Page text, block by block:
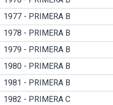
1977 - PRIMERA B
1978 - PRIMERA B
1979 - PRIMERA B
1980 - PRIMERA B
1981 - PRIMERA B
1982 - PRIMERA C